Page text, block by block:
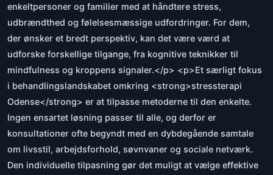
enkeltpersoner og familier med at håndtere stress,
udbrændthed og følelsesmæssige udfordringer. For dem,
der ønsker et bredt perspektiv, kan det være værd at
udforske forskellige tilgange, fra kognitive teknikker til
mindfulness og kroppens signaler.</p> <p>Et særligt fokus
i behandlingslandskabet omkring <strong>stressterapi
Odense</strong> er at tilpasse metoderne til den enkelte.
Ingen ensartet løsning passer til alle, og derfor er
konsultationer ofte begyndt med en dybdegående samtale
om livsstil, arbejdsforhold, søvnvaner og sociale netværk.
Den individuelle tilpasning gør det muligt at vælge effektive